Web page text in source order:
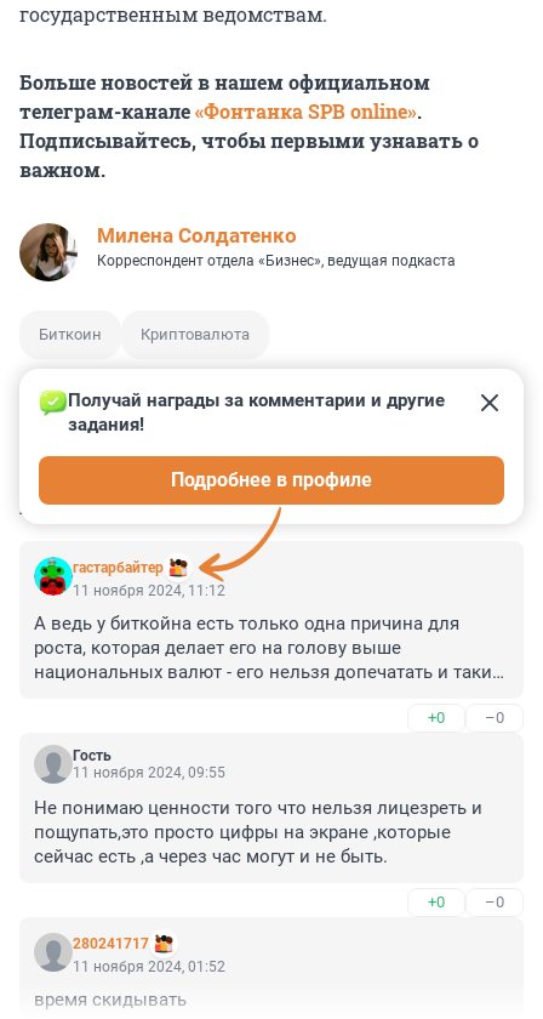
государственным ведомствам.
Больше новостей в нашем официальном
телеграм-канале«Фонтанка SPB online».
Подписывайтесь, чтобы первыми узнавать о
важном.
Милена Солдатенко
Корреспондент отдела «Бизнес», ведущая подкаста
Биткоин Криптовалюта
КОММЕНТАРИИ 8
гастарбайтер
Получай награды за комментарии и другие
задания!
Подробнее в профиле
11 ноября 2024, 11:12
А ведь у биткойна есть только одна причина для
роста, которая делает его на голову выше
национальных валют - его нельзя допечатать и таким
+0 –0
Гость
11 ноября 2024, 09:55
Не понимаю ценности того что нельзя лицезреть и
пощупать,это просто цифры на экране ,которые
сейчас есть ,а через час могут и не быть.
+0 –0
280241717
11 ноября 2024, 01:52
время скидывать